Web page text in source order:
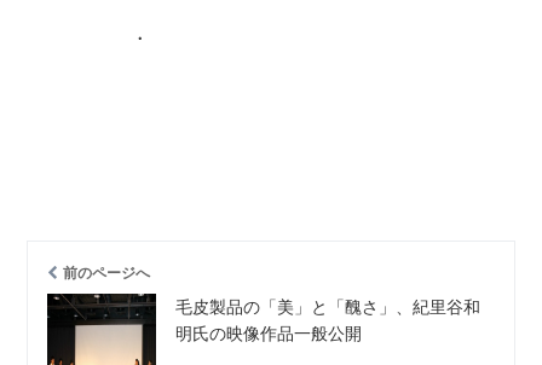
.
前のページへ
毛皮製品の「美」と「醜さ」、紀里谷和
明氏の映像作品一般公開